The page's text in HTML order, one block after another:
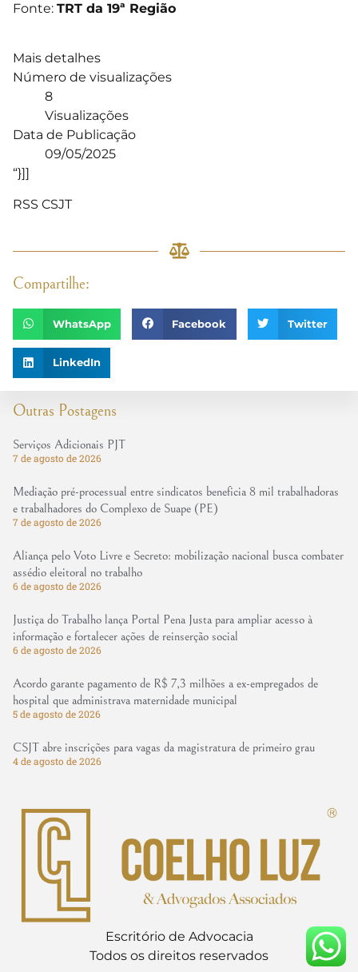
Outras Postagens
Serviços Adicionais PJT
7 de agosto de 2026
Mediação pré-processual entre sindicatos beneficia 8 mil trabalhadoras
e trabalhadores do Complexo de Suape (PE)
7 de agosto de 2026
Aliança pelo Voto Livre e Secreto: mobilização nacional busca combater
assédio eleitoral no trabalho
6 de agosto de 2026
Justiça do Trabalho lança Portal Pena Justa para ampliar acesso à
informação e fortalecer ações de reinserção social
6 de agosto de 2026
Acordo garante pagamento de R$ 7,3 milhões a ex-empregados de
hospital que administrava maternidade municipal
5 de agosto de 2026
CSJT abre inscrições para vagas da magistratura de primeiro grau
4 de agosto de 2026
Fonte: TRT da 19ª Região
Mais detalhes
Número de visualizações
8
Visualizações
Data de Publicação
09/05/2025
“}]]
RSS CSJT
Compartilhe:
WhatsApp Facebook Twitter
LinkedIn
Escritório de Advocacia
Todos os direitos reservados